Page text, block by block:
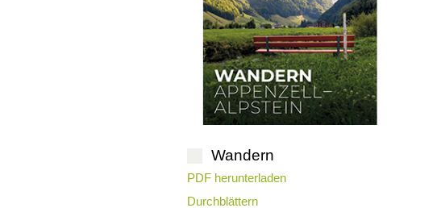
Wandern
PDF herunterladen
Durchblättern